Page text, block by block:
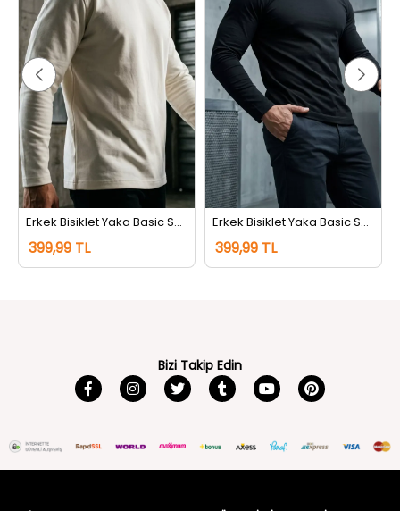
Erkek Bisiklet Yaka Basic Sweatshirt Krem
399,99 TL
Erkek Bisiklet Yaka Basic Sweatshirt Siyah
399,99 TL
Bizi Takip Edin